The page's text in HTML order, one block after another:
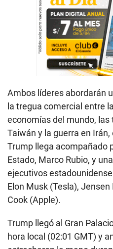
Ambos líderes abordarán
la tregua comercial entre
economías del mundo,
Taiwán y la guerra en
Trump llega acompañado
Estado, Marco Rubio, y
ejecutivos
Elon Musk (Tesla),
Cook (Apple).
Trump llegó al Gran
hora local (02:01 GMT) y